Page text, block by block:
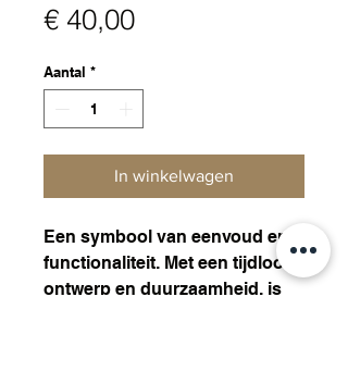
€ 40,00Prijs
Aantal *
In winkelwagen
Een symbool van eenvoud en
functionaliteit. Met een tijdloos
ontwerp en duurzaamheid, is